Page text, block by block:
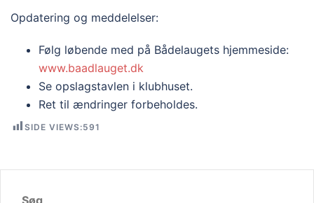
Opdatering og meddelelser:
Følg løbende med på Bådelaugets hjemmeside:
www.baadlauget.dk
Se opslagstavlen i klubhuset.
Ret til ændringer forbeholdes.
SIDE VIEWS:591
Søg